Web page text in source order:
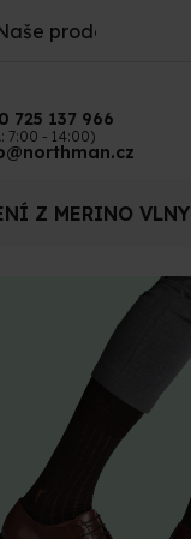
prodejny
725 137 966
7:00 - 14:00)
Z MERINO VLNY